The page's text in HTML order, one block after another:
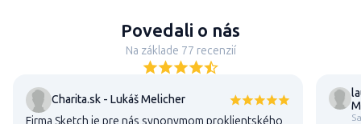
Povedali o nás
Na základe 77 recenzií
Charita.sk - Lukáš Melicher
Firma Sketch je pre nás synonymom proklientského